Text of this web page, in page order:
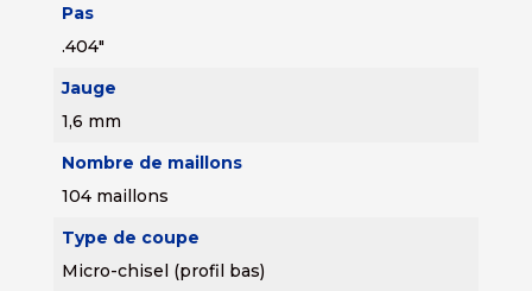
Pas
.404"
Jauge
1,6 mm
Nombre de maillons
104 maillons
Type de coupe
Micro-chisel (profil bas)